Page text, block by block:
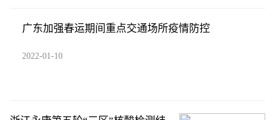
广东加强春运期间重点交通场所疫情防控
2022-01-10